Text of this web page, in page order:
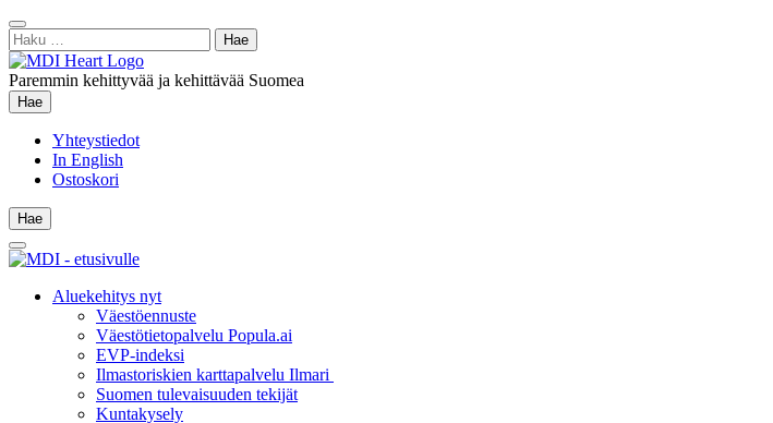
Siirry
sisältöön
Sulje
hae
Haku:
Paremmin kehittyvää ja kehittävää Suomea
Hae
Hae
Yhteystiedot
In English
Ostoskori
Hae
Hae
Main
Menu
Aluekehitys nyt
Väestöennuste
Väestötietopalvelu Popula.ai
EVP-indeksi
Ilmastoriskien karttapalvelu Ilmari
Suomen tulevaisuuden tekijät
Kuntakysely